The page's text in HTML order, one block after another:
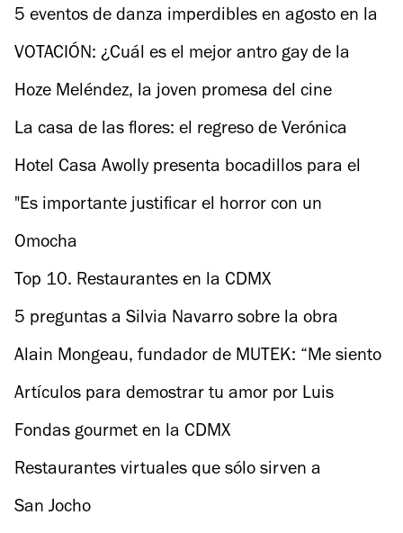
vacaciones
5 eventos de danza imperdibles en agosto en la
CDMX
VOTACIÓN: ¿Cuál es el mejor antro gay de la
CDMX?
Hoze Meléndez, la joven promesa del cine
mexicano nos habla sobre Ayer maravilla fui
La casa de las flores: el regreso de Verónica
Castro a la TV
Hotel Casa Awolly presenta bocadillos para el
restaurante y la terraza
"Es importante justificar el horror con un
significado profundo", según el director Xavier
Gens
Omocha
Top 10. Restaurantes en la CDMX
5 preguntas a Silvia Navarro sobre la obra
Donde los mundos colapsan
Alain Mongeau, fundador de MUTEK: “Me siento
un poco celoso de MUTEK.MX”
Artículos para demostrar tu amor por Luis
Miguel
Fondas gourmet en la CDMX
Restaurantes virtuales que sólo sirven a
domicilio
San Jocho